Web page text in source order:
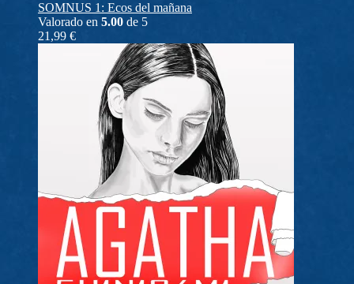
SOMNUS 1: Ecos del mañana
Valorado en 5.00 de 5
21,99 €